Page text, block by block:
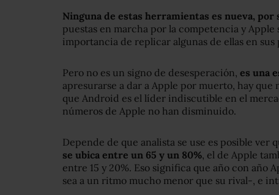
Ninguna de estas herramientas es nueva, por
puestas en marcha por la competencia y Apple
importancia de replicar algunas de ellas en
Pero no es un signo de desesperación, es una
apresurarse a dar a Apple por muerto, hay
que Android es el líder indiscutible en el
números de Apple no han disminuido.
Depende de que analista se use es posible ver
se ubica entre un 65 y un 80%, el de Apple
entre 15 y 20%. Eso significa que año con año
sea a un ritmo mucho menor que su rival-, e